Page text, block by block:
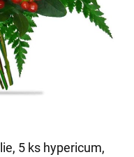
5 ks hypericum,